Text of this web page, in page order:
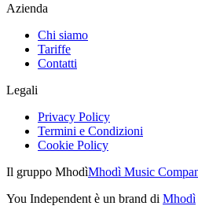
Azienda
Chi siamo
Tariffe
Contatti
Legali
Privacy Policy
Termini e Condizioni
Cookie Policy
Il gruppo MhodìMhodì Music
You Independent è un brand di Mhodì